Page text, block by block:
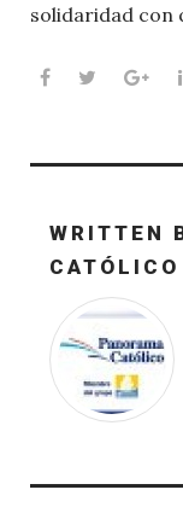
solidaridad con
Facebook
Twitter
WRITTEN
CATÓLICO